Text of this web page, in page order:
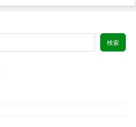
検索